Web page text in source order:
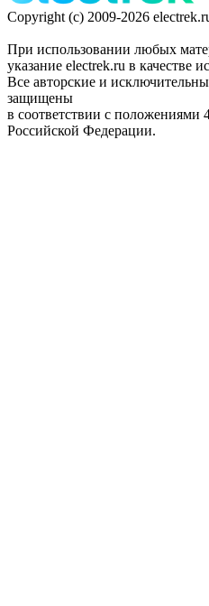
Copyright (c) 2009-2026
При использовании любых
указание electrek.ru в качестве
Все авторские и
защищены
в соответствии с положениями
Российской Федерации.